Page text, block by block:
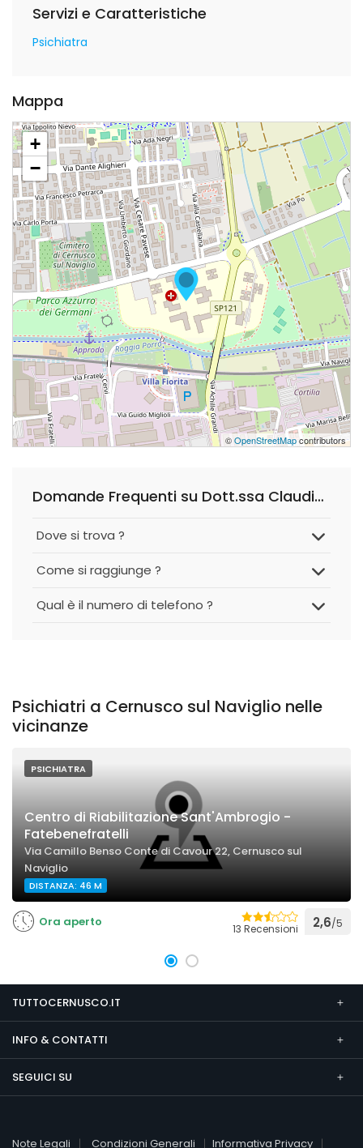
Servizi e Caratteristiche
Psichiatra
Mappa
+
−
©OpenStreetMapcontributors
Domande Frequenti su Dott.ssa Claudia Zorzi, Psichiatra
Dove si trova ?
Come si raggiunge ?
Qual è il numero di telefono ?
Psichiatri a Cernusco sul Naviglio nelle
vicinanze
PSICHIATRA
Centro di Riabilitazione Sant'Ambrogio -
Fatebenefratelli
Via Camillo Benso Conte di Cavour 22, Cernusco sul
Naviglio
DISTANZA: 46 M
Ora aperto 13 Recensioni 2,6/5
TUTTOCERNUSCO.IT
INFO & CONTATTI
SEGUICI SU
Note Legali Condizioni Generali Informativa Privacy